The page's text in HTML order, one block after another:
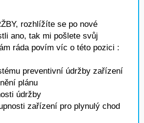
rozhlížíte se po nové
ano, tak mi pošlete svůj
ráda povím víc o této pozici :
preventivní údržby zařízení
plánu
údržby
zařízení pro plynulý chod